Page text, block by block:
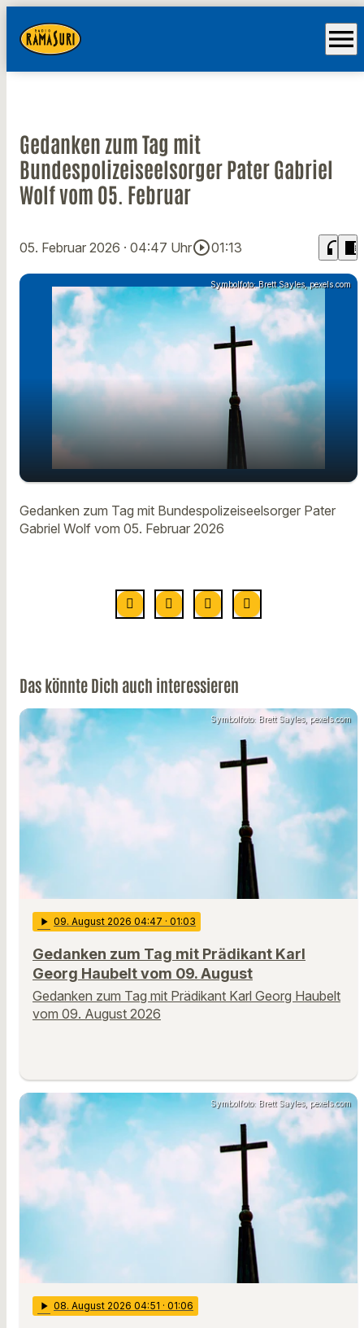
menu
Gedanken zum Tag mit
Bundespolizeiseelsorger Pater Gabriel
Wolf vom 05. Februar
05. Februar 2026 · 04:47 Uhrplay_circle_outline01:13 headphones chrome_reader_mode
Symbolfoto: Brett Sayles, pexels.com
play_arrow
Gedanken zum Tag mit
Bundespolizeiseelsorger Pater
Gedanken zum Tag mit Bundespolizeiseelsorger Pater
Gabriel Wolf vom 05. Februar 2026
Das könnte Dich auch interessieren
Symbolfoto: Brett Sayles, pexels.com
play_arrow 09. August 2026 04:47 · 01:03
Gedanken zum Tag mit Prädikant Karl
Georg Haubelt vom 09. August
Gedanken zum Tag mit Prädikant Karl Georg Haubelt
vom 09. August 2026
Symbolfoto: Brett Sayles, pexels.com
play_arrow 08. August 2026 04:51 · 01:06